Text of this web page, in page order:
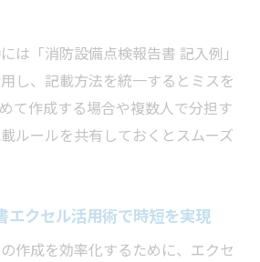
は「消防設備点検報告書 記入例」
し、記載方法を統一するとミスを
て作成する場合や複数人で分担す
ルールを共有しておくとスムーズ
エクセル活用術で時短を実現
作成を効率化するために、エクセ